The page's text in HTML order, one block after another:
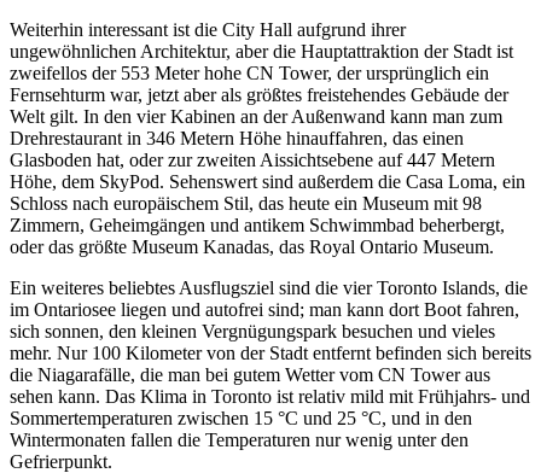
Weiterhin interessant ist die City Hall aufgrund ihrer
ungewöhnlichen Architektur, aber die Hauptattraktion der Stadt ist
zweifellos der 553 Meter hohe CN Tower, der ursprünglich ein
Fernsehturm war, jetzt aber als größtes freistehendes Gebäude der
Welt gilt. In den vier Kabinen an der Außenwand kann man zum
Drehrestaurant in 346 Metern Höhe hinauffahren, das einen
Glasboden hat, oder zur zweiten Aissichtsebene auf 447 Metern
Höhe, dem SkyPod. Sehenswert sind außerdem die Casa Loma, ein
Schloss nach europäischem Stil, das heute ein Museum mit 98
Zimmern, Geheimgängen und antikem Schwimmbad beherbergt,
oder das größte Museum Kanadas, das Royal Ontario Museum.
Ein weiteres beliebtes Ausflugsziel sind die vier Toronto Islands, die
im Ontariosee liegen und autofrei sind; man kann dort Boot fahren,
sich sonnen, den kleinen Vergnügungspark besuchen und vieles
mehr. Nur 100 Kilometer von der Stadt entfernt befinden sich bereits
die Niagarafälle, die man bei gutem Wetter vom CN Tower aus
sehen kann. Das Klima in Toronto ist relativ mild mit Frühjahrs- und
Sommertemperaturen zwischen 15 °C und 25 °C, und in den
Wintermonaten fallen die Temperaturen nur wenig unter den
Gefrierpunkt.